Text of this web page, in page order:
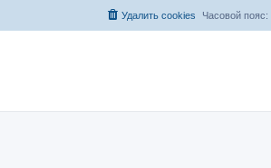
Часовой пояс:
Удалить cookies